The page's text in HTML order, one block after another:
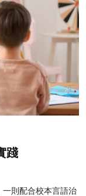
踐
則配合校本言語治